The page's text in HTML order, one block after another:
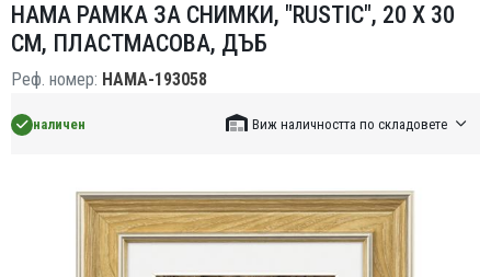
HAMA РАМКА ЗА СНИМКИ, "RUSTIC", 20 X 30
СМ, ПЛАСТМАСОВА, ДЪБ
Реф. номер: HAMA-193058
наличен Виж наличността по складовете